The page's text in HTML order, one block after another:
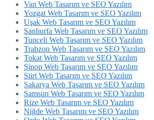
Van Web Tasarım ve SEO Yazılım
Yozgat Web Tasarım ve SEO Yazılım
Uşak Web Tasarım ve SEO Yazılım
Şanlıurfa Web Tasarım ve SEO Yazılım
Tunceli Web Tasarım ve SEO Yazılım
Trabzon Web Tasarım ve SEO Yazılım
Tokat Web Tasarım ve SEO Yazılım
Sinop Web Tasarım ve SEO Yazılım
Siirt Web Tasarım ve SEO Yazılım
Sakarya Web Tasarım ve SEO Yazılım
Samsun Web Tasarım ve SEO Yazılım
Rize Web Tasarım ve SEO Yazılım
Niğde Web Tasarım ve SEO Yazılım